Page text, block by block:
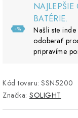
BATÉRIE.
Našli ste
odoberať
pripravíme
Kód tovaru: SSN5200
Značka: SOLIGHT